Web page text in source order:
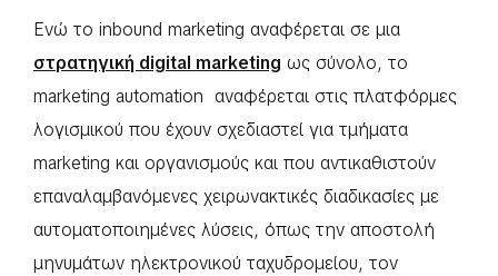
Ενώ το inbound marketing αναφέρεται σε μια
στρατηγική digital marketing ως σύνολο, το
marketing automation αναφέρεται στις πλατφόρμες
λογισμικού που έχουν σχεδιαστεί για τμήματα
marketing και οργανισμούς και που αντικαθιστούν
επαναλαμβανόμενες χειρωνακτικές διαδικασίες με
αυτοματοποιημένες λύσεις, όπως την αποστολή
μηνυμάτων ηλεκτρονικού ταχυδρομείου, τον